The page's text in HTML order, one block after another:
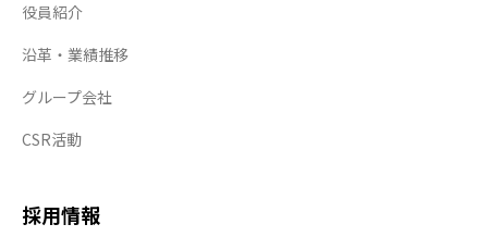
役員紹介
沿革・業績推移
グループ会社
CSR活動
採用情報